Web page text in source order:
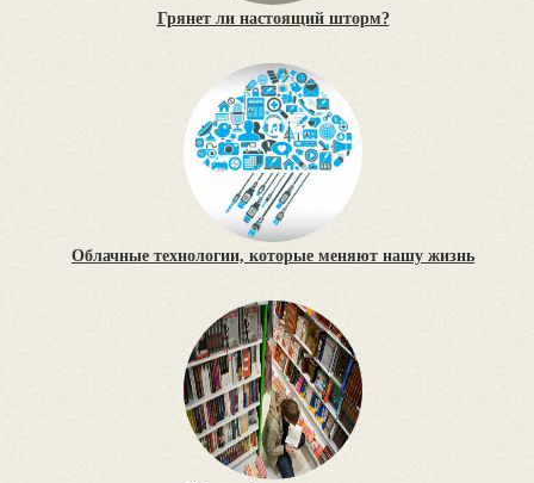
Грянет ли настоящий шторм?
Облачные технологии, которые меняют нашу жизнь